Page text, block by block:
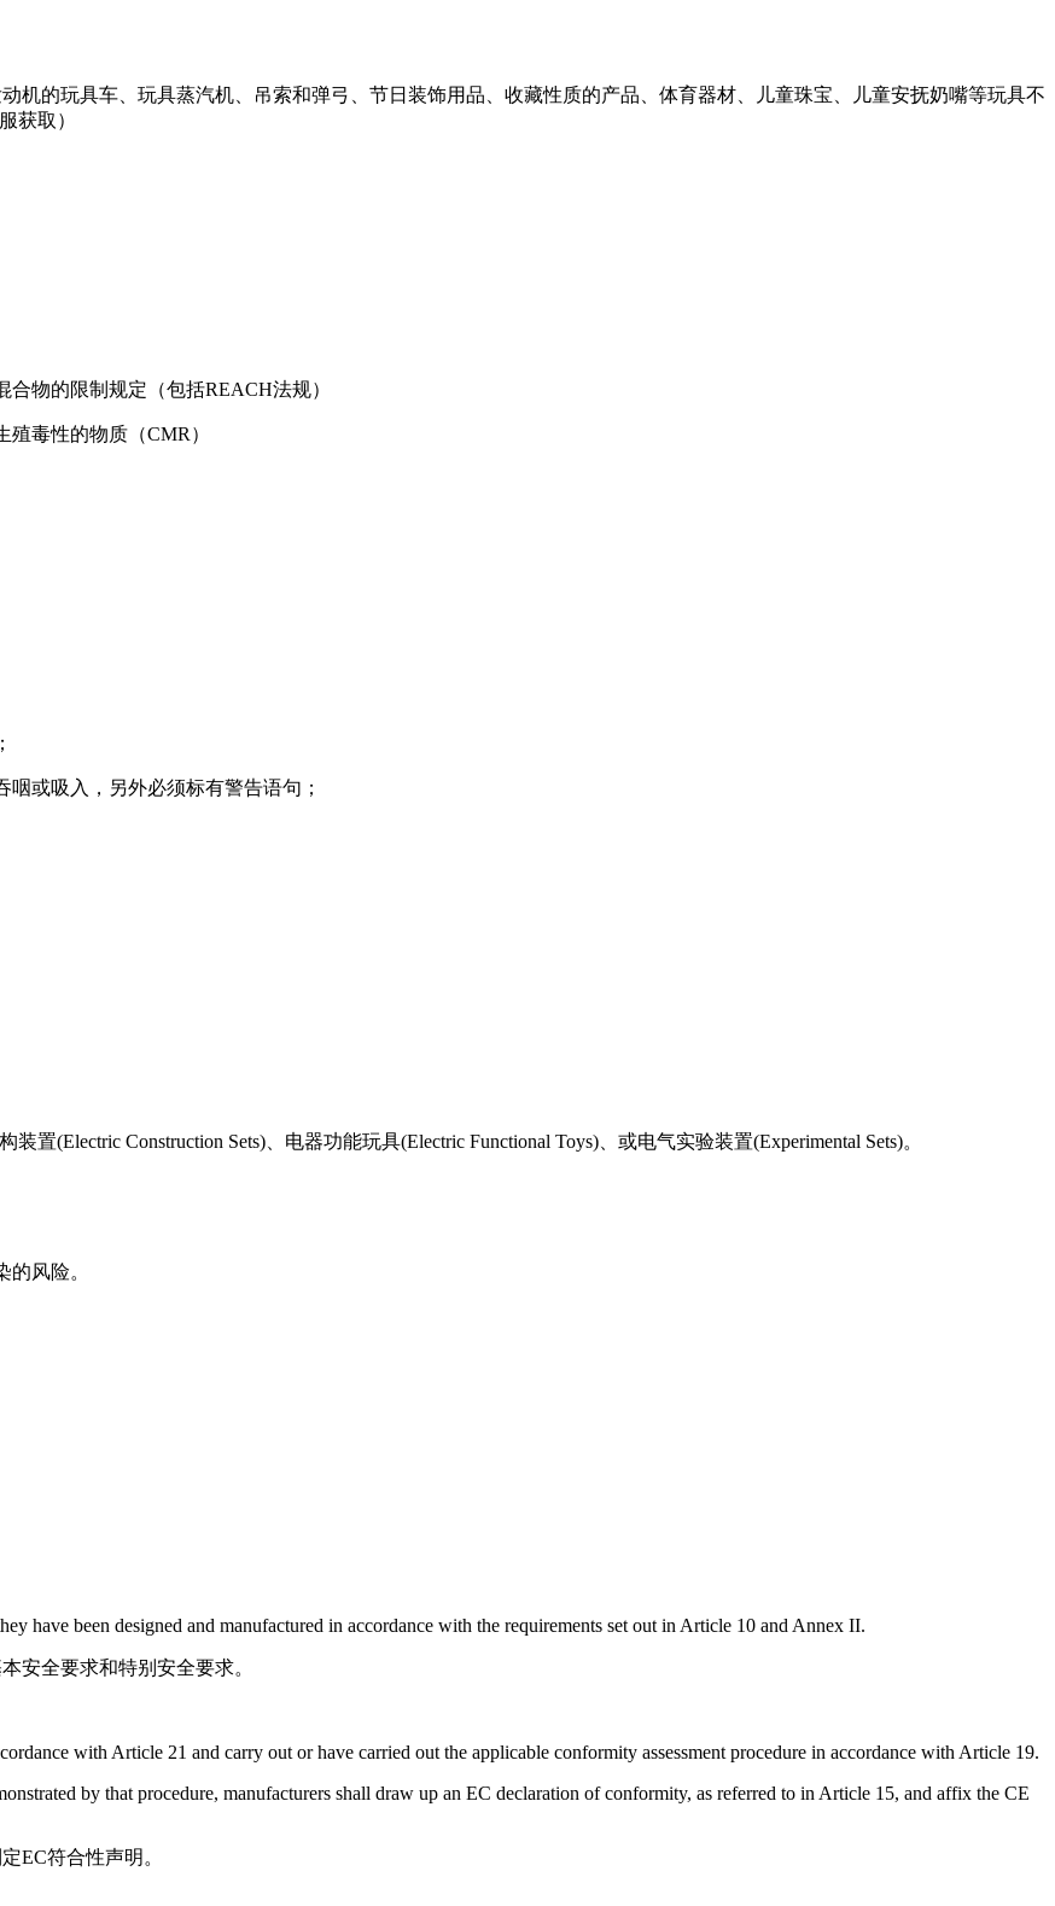
机的玩具车、玩具蒸汽机、吊索和弹弓、节日装饰用品、收藏性质的产品、体育器材、儿童珠宝、儿童安抚奶嘴等玩具不
获取）
物的限制规定（包括REACH法规）
毒性的物质（CMR）
或吸入，另外必须标有警告语句；
(Electric Construction Sets)、电器功能玩具(Electric Functional Toys)、或电气实验装置(Experimental Sets)。
风险。
have been designed and manufactured in accordance with the requirements set out in Article 10 and Annex II.
安全要求和特别安全要求。
with Article 21 and carry out or have carried out the applicable conformity assessment procedure in accordance with Article 19.
by that procedure, manufacturers shall draw up an EC declaration of conformity, as referred to in Article 15, and affix the CE
EC符合性声明。